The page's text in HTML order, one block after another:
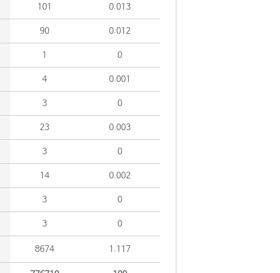
101 0.013
90 0.012
1 0
4 0.001
3 0
23 0.003
3 0
14 0.002
3 0
3 0
8674 1.117